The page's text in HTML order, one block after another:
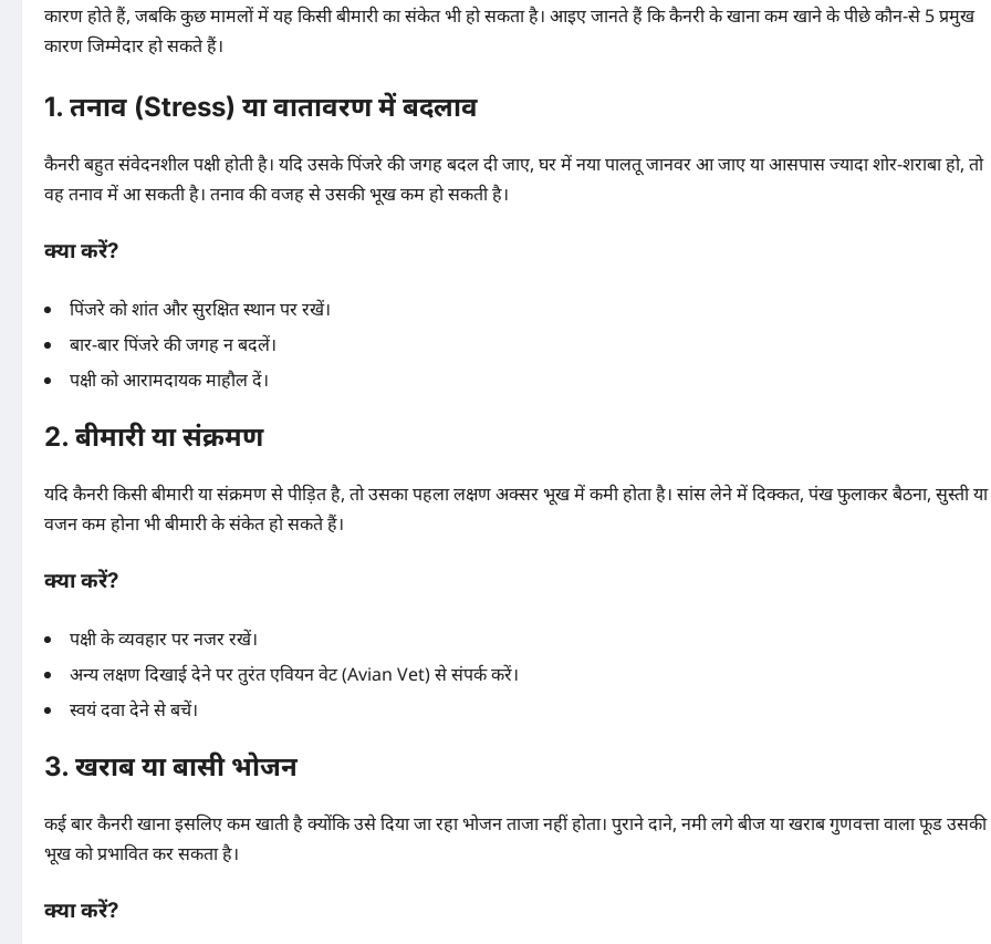
कारण होते हैं, जबकि कुछ मामलों में यह किसी बीमारी का संकेत भी हो सकता है। आइए जानते हैं कि कैनरी के खाना कम खाने के पीछे कौन-से 5 प्रमुख
कारण जिम्मेदार हो सकते हैं।
1. तनाव (Stress) या वातावरण में बदलाव
कैनरी बहुत संवेदनशील पक्षी होती है। यदि उसके पिंजरे की जगह बदल दी जाए, घर में नया पालतू जानवर आ जाए या आसपास ज्यादा शोर-शराबा हो, तो
वह तनाव में आ सकती है। तनाव की वजह से उसकी भूख कम हो सकती है।
क्या करें?
पिंजरे को शांत और सुरक्षित स्थान पर रखें।
बार-बार पिंजरे की जगह न बदलें।
पक्षी को आरामदायक माहौल दें।
2. बीमारी या संक्रमण
यदि कैनरी किसी बीमारी या संक्रमण से पीड़ित है, तो उसका पहला लक्षण अक्सर भूख में कमी होता है। सांस लेने में दिक्कत, पंख फुलाकर बैठना, सुस्ती या
वजन कम होना भी बीमारी के संकेत हो सकते हैं।
क्या करें?
पक्षी के व्यवहार पर नजर रखें।
अन्य लक्षण दिखाई देने पर तुरंत एवियन वेट (Avian Vet) से संपर्क करें।
स्वयं दवा देने से बचें।
3. खराब या बासी भोजन
कई बार कैनरी खाना इसलिए कम खाती है क्योंकि उसे दिया जा रहा भोजन ताजा नहीं होता। पुराने दाने, नमी लगे बीज या खराब गुणवत्ता वाला फूड उसकी
भूख को प्रभावित कर सकता है।
क्या करें?